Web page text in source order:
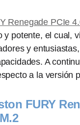
Renegade PCIe
y potente, el cual,
y
A
a la versión
FURY